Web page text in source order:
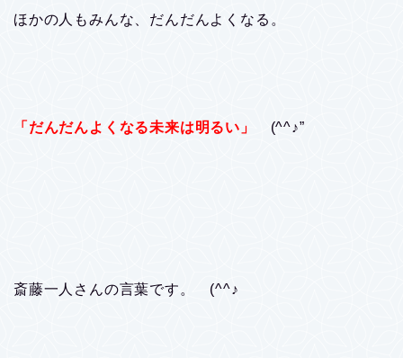
ほかの人もみんな、だんだんよくなる。
「だんだんよくなる未来は明るい」 (^^♪”
斎藤一人さんの言葉です。 (^^♪